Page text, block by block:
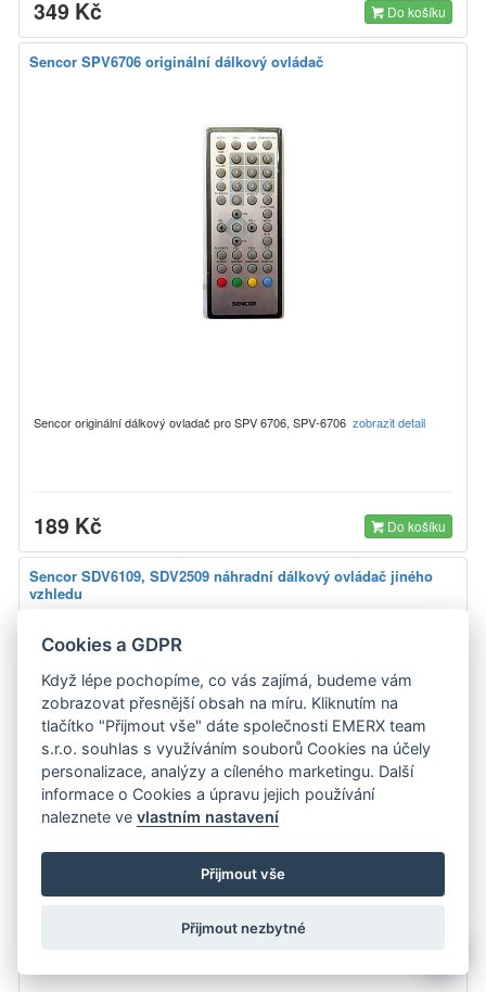
349 Kč Do košíku
Sencor SPV6706 originální dálkový ovládač
Sencor originální dálkový ovladač pro SPV 6706, SPV-6706 zobrazit detail
189 Kč Do košíku
Sencor SDV6109, SDV2509 náhradní dálkový ovládač jiného
vzhledu
=
Sencor Náhradní dálkový ovladač jiného vzhledu BEZ NUTNOSTI ZADÁVAT
Cookies a GDPR
Když lépe pochopíme, co vás zajímá, budeme vám
zobrazovat přesnější obsah na míru. Kliknutím na
tlačítko "Přijmout vše" dáte společnosti EMERX team
s.r.o. souhlas s využíváním souborů Cookies na účely
personalizace, analýzy a cíleného marketingu. Další
informace o Cookies a úpravu jejich používání
naleznete vevlastním nastavení
Přijmout vše
Přijmout nezbytné